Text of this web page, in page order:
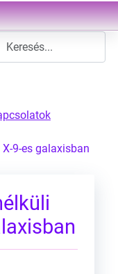
9-es galaxisban